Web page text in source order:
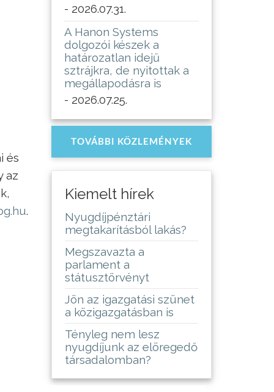
és
az
.
- 2026.07.31.
A Hanon Systems
dolgozói készek a
határozatlan idejű
sztrájkra, de nyitottak a
megállapodásra is
- 2026.07.25.
TOVÁBBI KÖZLEMÉNYEK
Kiemelt hírek
Nyugdíjpénztári
megtakarításból lakás?
Megszavazta a
parlament a
státusztörvényt
Jön az igazgatási szünet
a közigazgatásban is
Tényleg nem lesz
nyugdíjunk az elöregedő
társadalomban?